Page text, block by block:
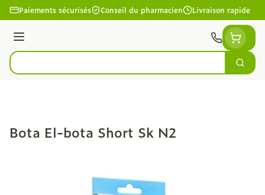
Aller au contenu
Paiements sécurisés Conseil du pharmacien Livraison rapide
Menu
Rechercher
Bota El-bota Short Sk N2